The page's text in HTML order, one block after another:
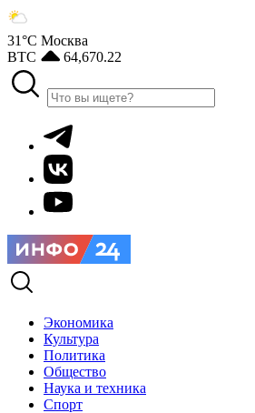
31°С Москва
BTC
64,670.22
Экономика
Культура
Политика
Общество
Наука и техника
Спорт